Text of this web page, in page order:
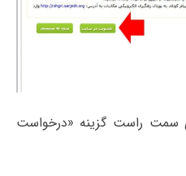
سمت راست گزینه «درخواست